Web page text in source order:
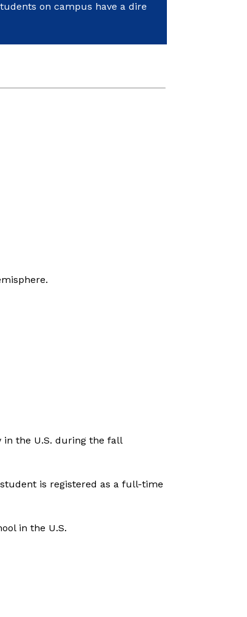
on campus have a dire
the U.S. during the fall
is registered as a full-time
in the U.S.